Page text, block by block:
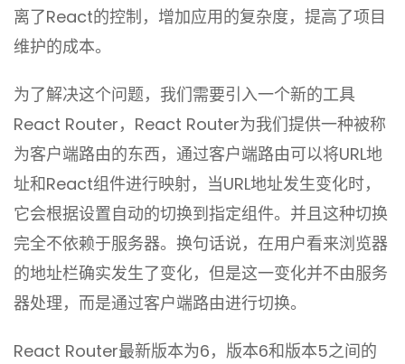
离了React的控制，增加应用的复杂度，提高了项目
维护的成本。
为了解决这个问题，我们需要引入一个新的工具
React Router，React Router为我们提供一种被称
为客户端路由的东西，通过客户端路由可以将URL地
址和React组件进行映射，当URL地址发生变化时，
它会根据设置自动的切换到指定组件。并且这种切换
完全不依赖于服务器。换句话说，在用户看来浏览器
的地址栏确实发生了变化，但是这一变化并不由服务
器处理，而是通过客户端路由进行切换。
React Router最新版本为6，版本6和版本5之间的